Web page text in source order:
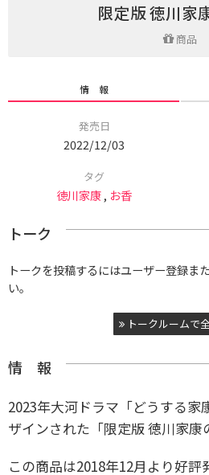
限定版 徳川家
商品
情 報
発売日
2022/12/03
タグ
徳川家康, お香
トーク
トークを投稿するにはユーザー登録ま
い。
トークルームで
情 報
2023年大河ドラマ「どうする家
ザインされた「限定版 徳川家康
この商品は2018年12月より好